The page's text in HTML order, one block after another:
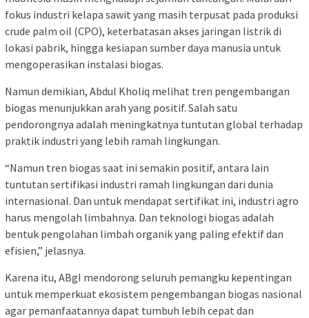
fokus industri kelapa sawit yang masih terpusat pada produksi
crude palm oil (CPO), keterbatasan akses jaringan listrik di
lokasi pabrik, hingga kesiapan sumber daya manusia untuk
mengoperasikan instalasi biogas.
Namun demikian, Abdul Kholiq melihat tren pengembangan
biogas menunjukkan arah yang positif. Salah satu
pendorongnya adalah meningkatnya tuntutan global terhadap
praktik industri yang lebih ramah lingkungan.
“Namun tren biogas saat ini semakin positif, antara lain
tuntutan sertifikasi industri ramah lingkungan dari dunia
internasional. Dan untuk mendapat sertifikat ini, industri agro
harus mengolah limbahnya. Dan teknologi biogas adalah
bentuk pengolahan limbah organik yang paling efektif dan
efisien,” jelasnya.
Karena itu, ABgI mendorong seluruh pemangku kepentingan
untuk memperkuat ekosistem pengembangan biogas nasional
agar pemanfaatannya dapat tumbuh lebih cepat dan